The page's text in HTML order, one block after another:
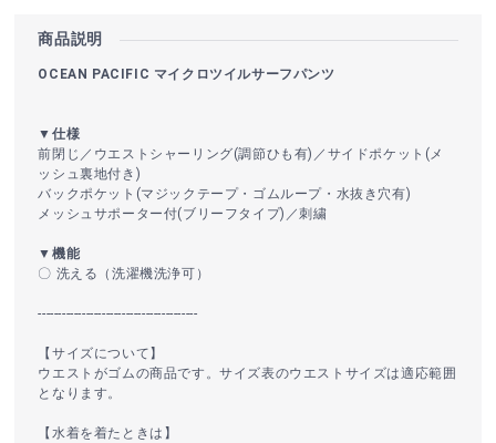
商品説明
OCEAN PACIFIC マイクロツイルサーフパンツ
▼仕様
前閉じ／ウエストシャーリング(調節ひも有)／サイドポケット(メ
ッシュ裏地付き)
バックポケット(マジックテープ・ゴムループ・水抜き穴有)
メッシュサポーター付(ブリーフタイプ)／刺繍
▼機能
〇 洗える（洗濯機洗浄可）
----------------------------------------
【サイズについて】
ウエストがゴムの商品です。サイズ表のウエストサイズは適応範囲
となります。
【水着を着たときは】